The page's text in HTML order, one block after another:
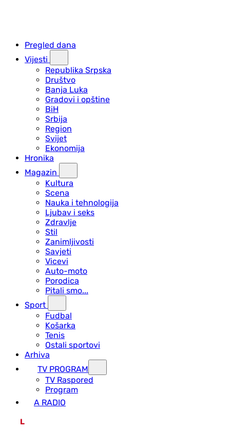
Pregled dana
Vijesti
Republika Srpska
Društvo
Banja Luka
Gradovi i opštine
BiH
Srbija
Region
Svijet
Ekonomija
Hronika
Magazin
Kultura
Scena
Nauka i tehnologija
Ljubav i seks
Zdravlje
Stil
Zanimljivosti
Savjeti
Vicevi
Auto-moto
Porodica
Pitali smo...
Sport
Fudbal
Košarka
Tenis
Ostali sportovi
Arhiva
TV PROGRAM
ТV Raspored
Program
A RADIO
L